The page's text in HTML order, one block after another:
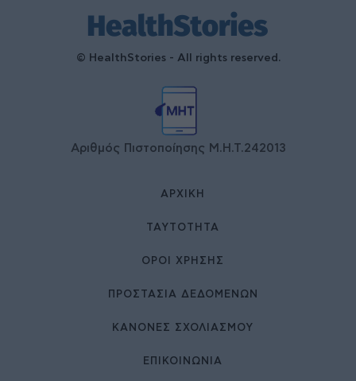
© HealthStories - All rights reserved.
Αριθμός Πιστοποίησης Μ.Η.Τ.242013
ΑΡΧΙΚΉ
ΤΑΥΤΌΤΗΤΑ
ΌΡΟΙ ΧΡΉΣΗΣ
ΠΡΟΣΤΑΣΙΑ ΔΕΔΟΜΕΝΩΝ
ΚΑΝΟΝΕΣ ΣΧΟΛΙΑΣΜΟΥ
ΕΠΙΚΟΙΝΩΝΊΑ